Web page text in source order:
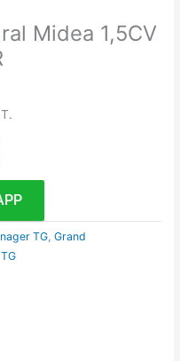
Midea 1,5CV
TG ,Grand